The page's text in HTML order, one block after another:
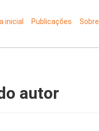
inicial Publicações
autor